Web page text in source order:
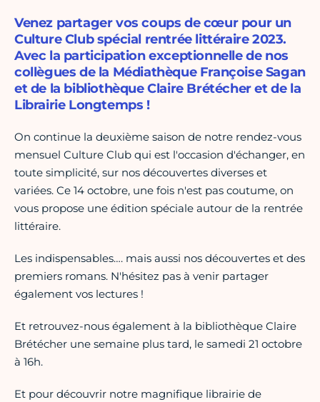
Venez partager vos coups de cœur pour un
Culture Club spécial rentrée littéraire 2023.
Avec la participation exceptionnelle de nos
collègues de la Médiathèque Françoise Sagan
et de la bibliothèque Claire Brétécher et de la
Librairie Longtemps !
On continue la deuxième saison de notre rendez-vous
mensuel Culture Club qui est l'occasion d'échanger, en
toute simplicité, sur nos découvertes diverses et
variées. Ce 14 octobre, une fois n'est pas coutume, on
vous propose une édition spéciale autour de la rentrée
littéraire.
Les indispensables…. mais aussi nos découvertes et des
premiers romans. N'hésitez pas à venir partager
également vos lectures !
Et retrouvez-nous également à la bibliothèque Claire
Brétécher une semaine plus tard, le samedi 21 octobre
à 16h.
Et pour découvrir notre magnifique librairie de